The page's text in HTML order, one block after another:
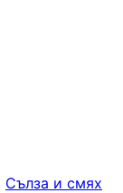
Сълза и смях